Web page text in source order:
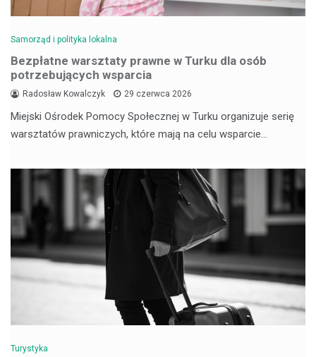
Samorząd i polityka lokalna
Bezpłatne warsztaty prawne w Turku dla osób
potrzebujących wsparcia
Radosław Kowalczyk 29 czerwca 2026
Miejski Ośrodek Pomocy Społecznej w Turku organizuje serię
warsztatów prawniczych, które mają na celu wsparcie…
Turystyka